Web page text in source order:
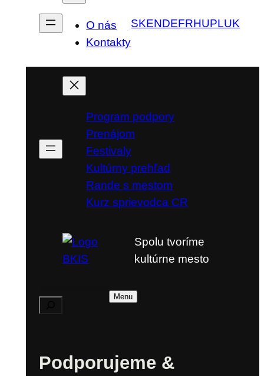
O nás
Kontakty
SKENDEFRHUPLUK
Program podpory
Prenájom
Festivaly
Kultúrny prehľad
Rande s mestom
Kurz sprievodca CR
Spolu tvoríme
kultúrne mesto
Menu
Podporujeme &